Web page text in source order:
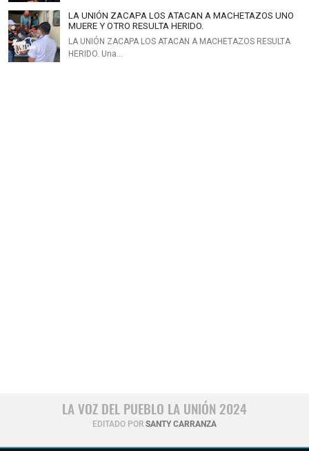
LA UNIÓN ZACAPA LOS ATACAN A MACHETAZOS UNO
MUERE Y OTRO RESULTA HERIDO.
LA UNIÓN ZACAPA LOS ATACAN A MACHETAZOS RESULTA
HERIDO. Una…
LA VOZ DEL PUEBLO LA UNIÓN 2024
EDITADO POR SANTY CARRANZA